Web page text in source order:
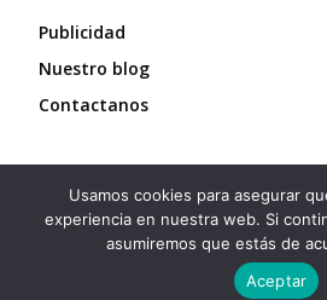
Publicidad
Nuestro blog
Contactanos
©2026 Diario La Protesta.es-
reservados
Usamos cookies para asegurar
experiencia en nuestra web. Si
asumiremos que estás de
Aceptar